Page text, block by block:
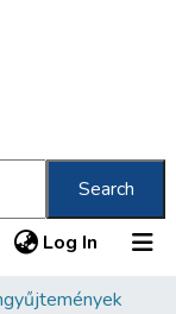
Search
Log In (current)